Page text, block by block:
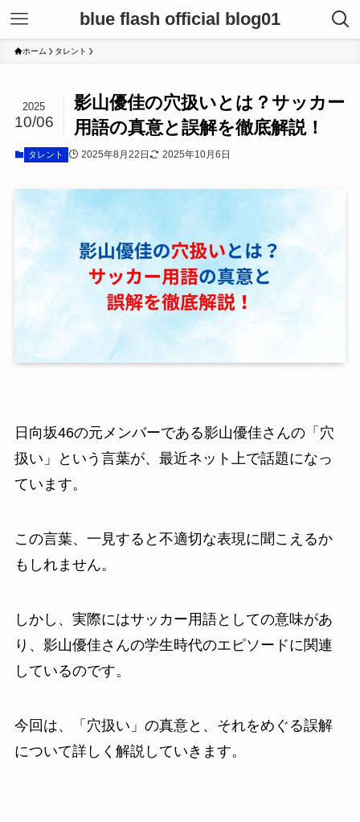
blue flash official blog01
ホーム タレント
影山優佳の穴扱いとは？サッカー
用語の真意と誤解を徹底解説！
2025
10/06
タレント 2025年8月22日 2025年10月6日
日向坂46の元メンバーである影山優佳さんの「穴
扱い」という言葉が、最近ネット上で話題になっ
ています。
この言葉、一見すると不適切な表現に聞こえるか
もしれません。
しかし、実際にはサッカー用語としての意味があ
り、影山優佳さんの学生時代のエピソードに関連
しているのです。
今回は、「穴扱い」の真意と、それをめぐる誤解
について詳しく解説していきます。